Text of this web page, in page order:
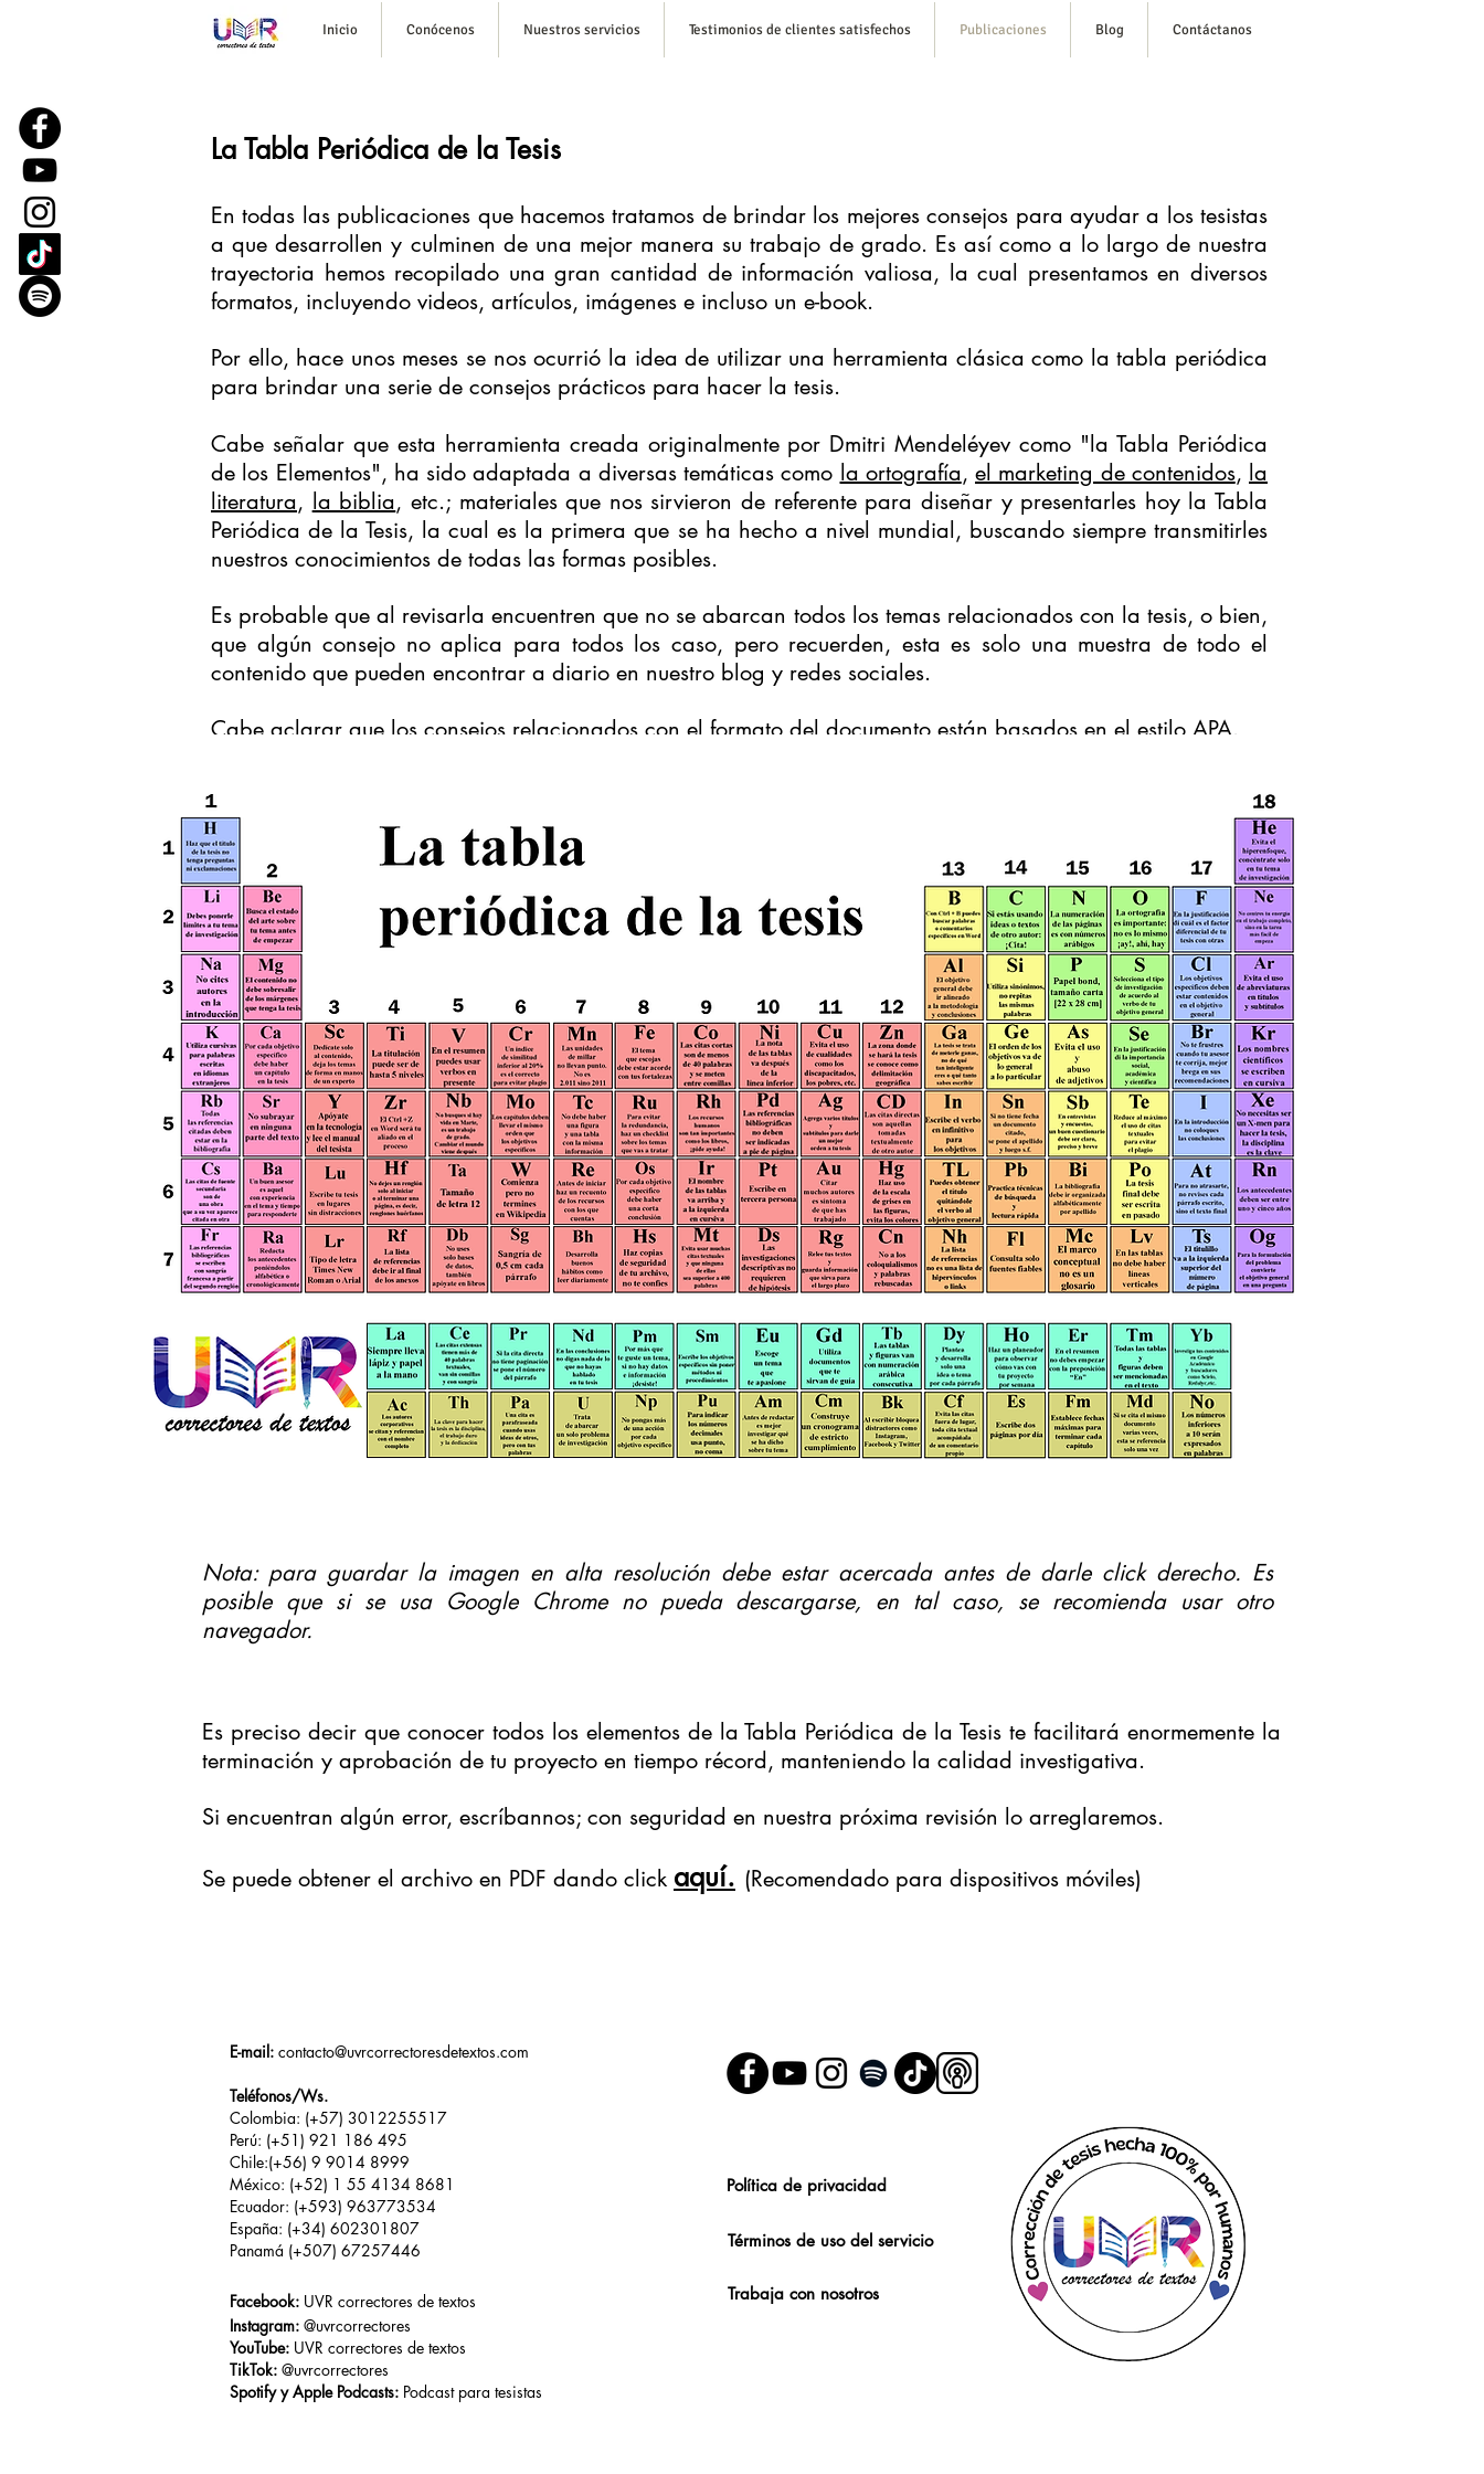
Inicio Conócenos Nuestros servicios Testimonios de clientes satisfechos Publicaciones Blog Contáctanos
La Tabla Periódica de la Tesis
En todas las publicaciones que hacemos tratamos de brindar los mejores consejos para ayudar a los tesistas
a que desarrollen y culminen de una mejor manera su trabajo de grado. Es así como a lo largo de nuestra
trayectoria hemos recopilado una gran cantidad de información valiosa, la cual presentamos en diversos
formatos, incluyendo videos, artículos, imágenes e incluso un e-book.
Por ello, hace unos meses se nos ocurrió la idea de utilizar una herramienta clásica como la tabla periódica
para brindar una serie de consejos prácticos para hacer la tesis.
Cabe señalar que esta herramienta creada originalmente por Dmitri Mendeléyev como "la Tabla Periódica
de los Elementos", ha sido adaptada a diversas temáticas como la ortografía, el marketing de contenidos, la
literatura, la biblia, etc.; materiales que nos sirvieron de referente para diseñar y presentarles hoy la Tabla
Periódica de la Tesis, la cual es la primera que se ha hecho a nivel mundial, buscando siempre transmitirles
nuestros conocimientos de todas las formas posibles.
Es probable que al revisarla encuentren que no se abarcan todos los temas relacionados con la tesis, o bien,
que algún consejo no aplica para todos los caso, pero recuerden, esta es solo una muestra de todo el
contenido que pueden encontrar a diario en nuestro blog y redes sociales.
Cabe aclarar que los consejos relacionados con el formato del documento están basados en el estilo APA.
Nota: para guardar la imagen en alta resolución debe estar acercada antes de darle click derecho. Es
posible que si se usa Google Chrome no pueda descargarse, en tal caso, se recomienda usar otro
navegador.
Es preciso decir que conocer todos los elementos de la Tabla Periódica de la Tesis te facilitará enormemente la
terminación y aprobación de tu proyecto en tiempo récord, manteniendo la calidad investigativa.
Si encuentran algún error, escríbannos; con seguridad en nuestra próxima revisión lo arreglaremos.
Se puede obtener el archivo en PDF dando click aquí. (Recomendado para dispositivos móviles)
E-mail: contacto@uvrcorrectoresdetextos.com
Teléfonos/Ws.
Colombia: (+57) 3012255517
Perú: (+51) 921 186 495
Chile:(+56) 9 9014 8999
México: (+52) 1 55 4134 8681
Ecuador: (+593) 963773534
España: (+34) 602301807
Panamá (+507) 67257446
Facebook: UVR correctores de textos
Instagram: @uvrcorrectores
YouTube: UVR correctores de textos
TikTok: @uvrcorrectores
Spotify y Apple Podcasts: Podcast para tesistas
Política de privacidad
Términos de uso del servicio
Trabaja con nosotros